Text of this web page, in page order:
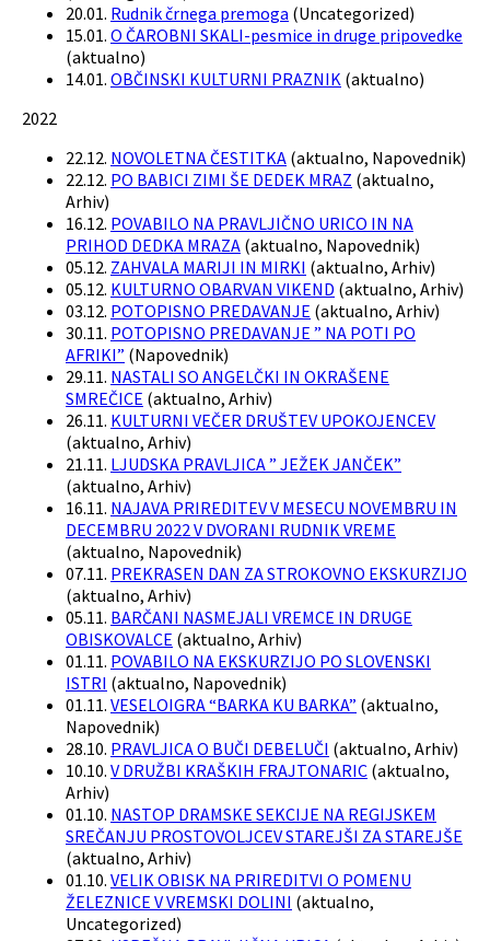
20.01. Rudnik črnega premoga (Uncategorized)
15.01. O ČAROBNI SKALI-pesmice in druge pripovedke
(aktualno)
14.01. OBČINSKI KULTURNI PRAZNIK (aktualno)
2022
22.12. NOVOLETNA ČESTITKA (aktualno, Napovednik)
22.12. PO BABICI ZIMI ŠE DEDEK MRAZ (aktualno,
Arhiv)
16.12. POVABILO NA PRAVLJIČNO URICO IN NA
PRIHOD DEDKA MRAZA (aktualno, Napovednik)
05.12. ZAHVALA MARIJI IN MIRKI (aktualno, Arhiv)
05.12. KULTURNO OBARVAN VIKEND (aktualno, Arhiv)
03.12. POTOPISNO PREDAVANJE (aktualno, Arhiv)
30.11. POTOPISNO PREDAVANJE ” NA POTI PO
AFRIKI” (Napovednik)
29.11. NASTALI SO ANGELČKI IN OKRAŠENE
SMREČICE (aktualno, Arhiv)
26.11. KULTURNI VEČER DRUŠTEV UPOKOJENCEV
(aktualno, Arhiv)
21.11. LJUDSKA PRAVLJICA ” JEŽEK JANČEK”
(aktualno, Arhiv)
16.11. NAJAVA PRIREDITEV V MESECU NOVEMBRU IN
DECEMBRU 2022 V DVORANI RUDNIK VREME
(aktualno, Napovednik)
07.11. PREKRASEN DAN ZA STROKOVNO EKSKURZIJO
(aktualno, Arhiv)
05.11. BARČANI NASMEJALI VREMCE IN DRUGE
OBISKOVALCE (aktualno, Arhiv)
01.11. POVABILO NA EKSKURZIJO PO SLOVENSKI
ISTRI (aktualno, Napovednik)
01.11. VESELOIGRA “BARKA KU BARKA” (aktualno,
Napovednik)
28.10. PRAVLJICA O BUČI DEBELUČI (aktualno, Arhiv)
10.10. V DRUŽBI KRAŠKIH FRAJTONARIC (aktualno,
Arhiv)
01.10. NASTOP DRAMSKE SEKCIJE NA REGIJSKEM
SREČANJU PROSTOVOLJCEV STAREJŠI ZA STAREJŠE
(aktualno, Arhiv)
01.10. VELIK OBISK NA PRIREDITVI O POMENU
ŽELEZNICE V VREMSKI DOLINI (aktualno,
Uncategorized)